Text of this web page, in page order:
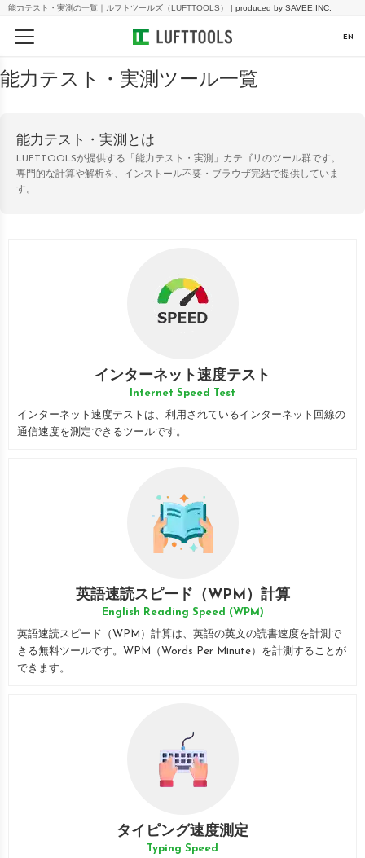
能力テスト・実測の一覧｜ルフトツールズ（LUFTTOOLS） | produced by SAVEE,INC.
EN
能力テスト・実測ツール一覧
能力テスト・実測とは
LUFTTOOLSが提供する「能力テスト・実測」カテゴリのツール群です。
専門的な計算や解析を、インストール不要・ブラウザ完結で提供していま
す。
インターネット速度テスト
Internet Speed Test
インターネット速度テストは、利用されているインターネット回線の
通信速度を測定できるツールです。
英語速読スピード（WPM）計算
English Reading Speed (WPM)
英語速読スピード（WPM）計算は、英語の英文の読書速度を計測で
きる無料ツールです。WPM（Words Per Minute）を計測することが
できます。
タイピング速度測定
Typing Speed